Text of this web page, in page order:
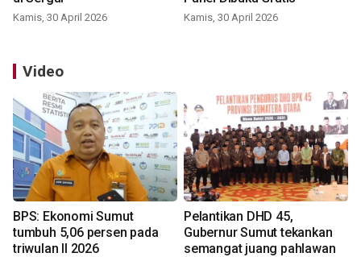
Kamis, 30 April 2026 Kamis, 30 April 2026
Video
BPS: Ekonomi Sumut
tumbuh 5,06 persen pada
triwulan II 2026
Pelantikan DHD 45,
Gubernur Sumut tekankan
semangat juang pahlawan